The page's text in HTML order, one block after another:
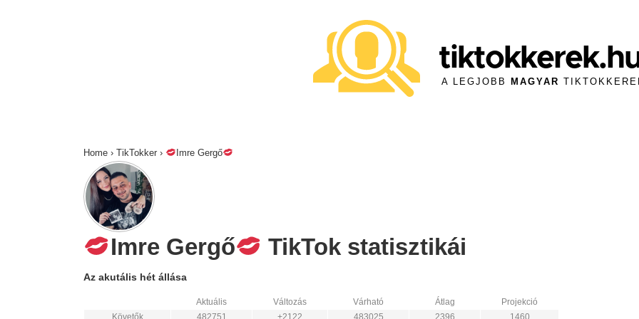
A LEGJOBB MAGYAR
Home › TikTokker › Imre Gergő
Imre Gergő TikTok statisztikái
Az akutális hét állása
Aktuális Változás Várható Átlag
Projekció
Követők
482751 +2122 483025 2396 1460